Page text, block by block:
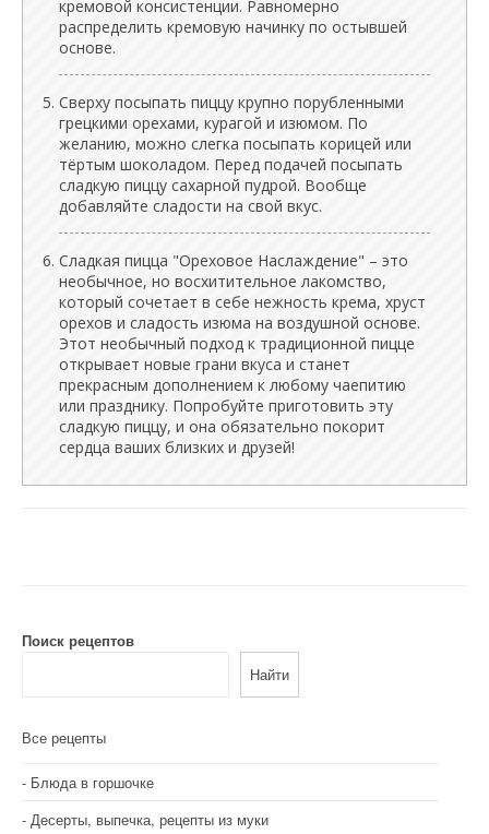
кремовой консистенции. Равномерно
распределить кремовую начинку по остывшей
основе.
Сверху посыпать пиццу крупно порубленными
грецкими орехами, курагой и изюмом. По
желанию, можно слегка посыпать корицей или
тёртым шоколадом. Перед подачей посыпать
сладкую пиццу сахарной пудрой. Вообще
добавляйте сладости на свой вкус.
Сладкая пицца "Ореховое Наслаждение" – это
необычное, но восхитительное лакомство,
который сочетает в себе нежность крема, хруст
орехов и сладость изюма на воздушной основе.
Этот необычный подход к традиционной пицце
открывает новые грани вкуса и станет
прекрасным дополнением к любому чаепитию
или празднику. Попробуйте приготовить эту
сладкую пиццу, и она обязательно покорит
сердца ваших близких и друзей!
Поиск рецептов
Найти
Все рецепты
Блюда в горшочке
Десерты, выпечка, рецепты из муки